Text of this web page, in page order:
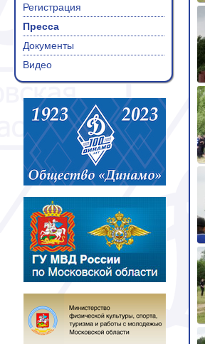
Регистрация
Пресса
Документы
Видео